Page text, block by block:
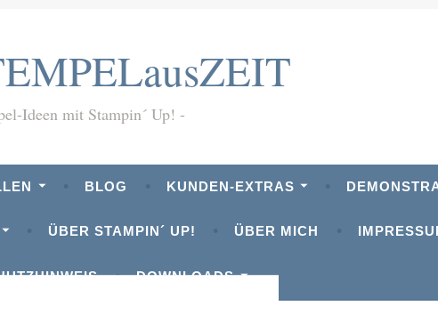
Ideen mit Stampin´ Up!
BLOG KUNDEN-EXTRAS
ÜBER STAMPIN´ UP! ÜBER MICH
DOWNLOADS